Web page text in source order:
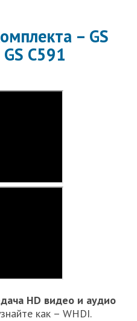
– GS
C591
HD видео и аудио
как – WHDI.